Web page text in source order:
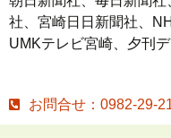
社、宮崎日日新聞社、
UMKテレビ宮崎、夕刊
お問合せ：0982-29-